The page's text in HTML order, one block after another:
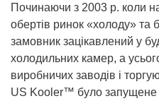
Починаючи з 2003 р. коли
обертів ринок «холоду» та
замовник зацікавлений у
холодильних камер, а
виробничих заводів і
US Kooler™ було запущене